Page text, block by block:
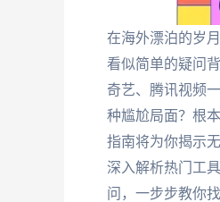
在海外漂泊的岁
看似简单的疑问
奇艺、腾讯视频
种尴尬局面？根
指南将为你揭示
深入解析热门工
问，一步步教你